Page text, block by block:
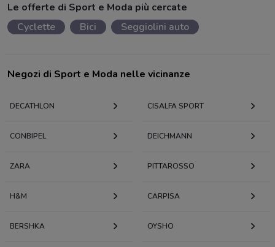
Le offerte di Sport e Moda più cercate
Cyclette
Bici Seggiolini auto
Negozi di Sport e Moda nelle vicinanze
DECATHLON CISALFA SPORT
CONBIPEL DEICHMANN
ZARA PITTAROSSO
H&M CARPISA
BERSHKA OYSHO